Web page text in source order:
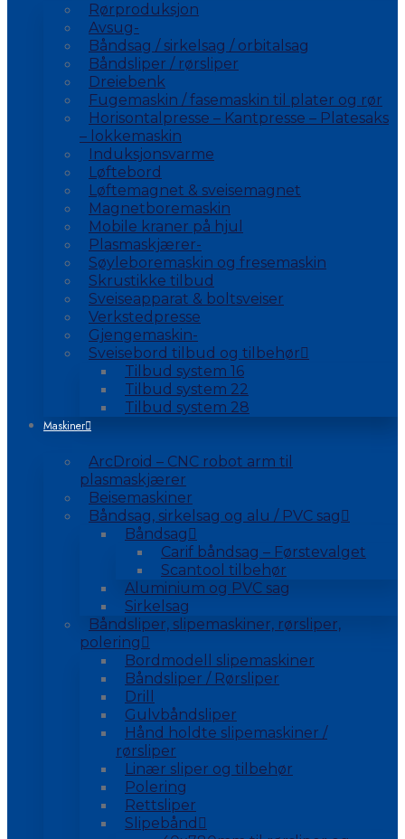
Rørproduksjon
Avsug-
Båndsag / sirkelsag / orbitalsag
Båndsliper / rørsliper
Dreiebenk
Fugemaskin / fasemaskin til plater og rør
Horisontalpresse – Kantpresse – Platesaks
– lokkemaskin
Induksjonsvarme
Løftebord
Løftemagnet & sveisemagnet
Magnetboremaskin
Mobile kraner på hjul
Plasmaskjærer-
Søyleboremaskin og fresemaskin
Skrustikke tilbud
Sveiseapparat & boltsveiser
Verkstedpresse
Gjengemaskin-
Sveisebord tilbud og tilbehør
Tilbud system 16
Tilbud system 22
Tilbud system 28
Maskiner
ArcDroid – CNC robot arm til
plasmaskjærer
Beisemaskiner
Båndsag, sirkelsag og alu / PVC sag
Båndsag
Carif båndsag – Førstevalget
Scantool tilbehør
Aluminium og PVC sag
Sirkelsag
Båndsliper, slipemaskiner, rørsliper,
polering
Bordmodell slipemaskiner
Båndsliper / Rørsliper
Drill
Gulvbåndsliper
Hånd holdte slipemaskiner /
rørsliper
Linær sliper og tilbehør
Polering
Rettsliper
Slipebånd